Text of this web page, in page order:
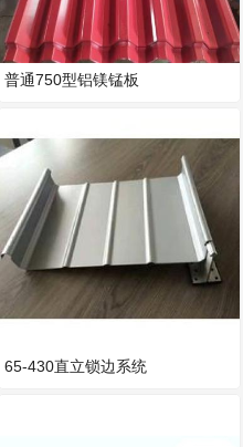
普通750型铝镁锰板
65-430直立锁边系统